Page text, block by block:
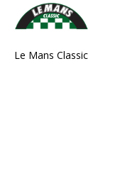
Le Mans Classic